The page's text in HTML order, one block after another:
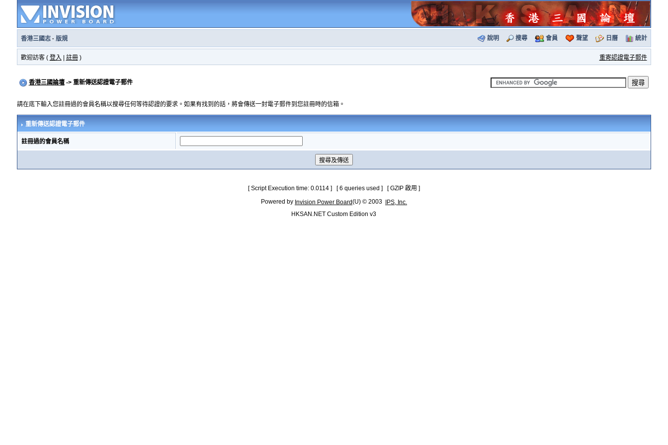
香港三國志· 版規 說明 搜尋 會員 聲望 日曆 統計
歡迎訪客 ( 登入 註冊) 重寄認證電子郵件
香港三國論壇-> 重新傳送認證電子郵件
請在底下輸入您註冊過的會員名稱以搜尋任何等待認證的要求。如果有找到的話，將會傳送一封電子郵件到您註冊時的信箱。
重新傳送認證電子郵件
註冊過的會員名稱
[ Script Execution time: 0.0114 ] [ 6 queries used ] [ GZIP 啟用 ]
Powered by Invision Power Board(U) © 2003
IPS, Inc.
HKSAN.NET Custom Edition v3